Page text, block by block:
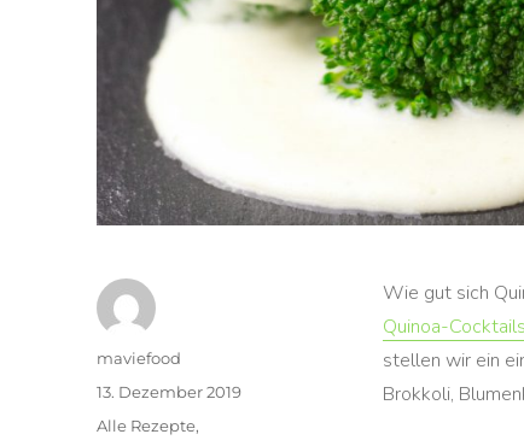
Wie gut sich
Quinoa-
stellen wir ein
Brokkoli,
Autor
maviefood
Veröffentlicht
am
13. Dezember 2019
Kategorien
Alle Rezepte,